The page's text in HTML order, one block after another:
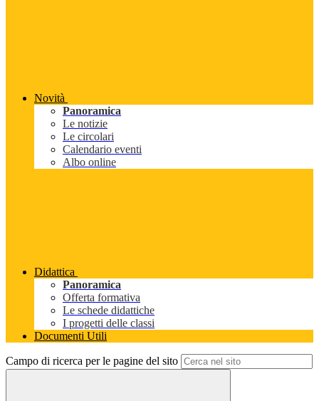
Novità
Panoramica
Le notizie
Le circolari
Calendario eventi
Albo online
Didattica
Panoramica
Offerta formativa
Le schede didattiche
I progetti delle classi
Documenti Utili
Campo di ricerca per le pagine del sito